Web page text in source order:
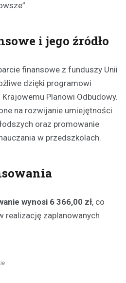
i jego źródło
finansowe z funduszy Unii
dzięki programowi
Planowi Odbudowy.
na rozwijanie umiejętności
oraz promowanie
w przedszkolach.
wynosi 6 366,00 zł, co
realizację zaplanowanych